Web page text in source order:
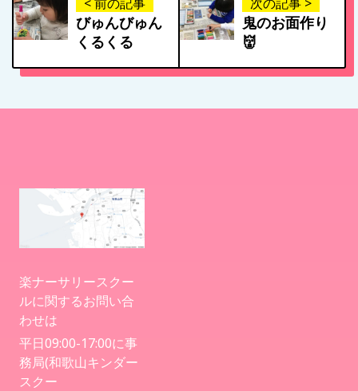
びゅんびゅん
くるくる
鬼のお面作り
👹
楽ナーサリースクー
ルに関するお問い合
わせは
平日09:00-17:00に事
務局(和歌山キンダー
スクー